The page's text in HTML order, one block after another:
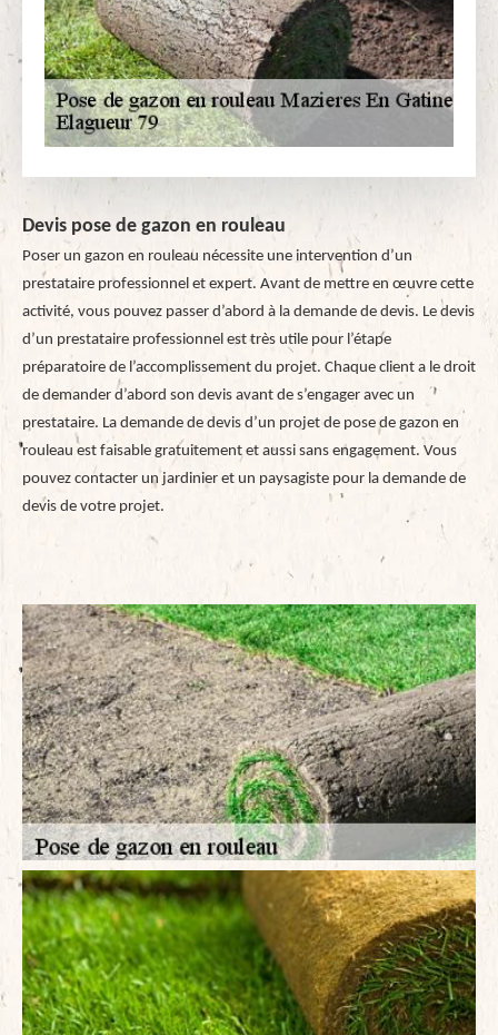
Devis pose de gazon en rouleau
Poser un gazon en rouleau nécessite une intervention d’un
prestataire professionnel et expert. Avant de mettre en œuvre cette
activité, vous pouvez passer d’abord à la demande de devis. Le devis
d’un prestataire professionnel est très utile pour l’étape
préparatoire de l’accomplissement du projet. Chaque client a le droit
de demander d’abord son devis avant de s’engager avec un
prestataire. La demande de devis d’un projet de pose de gazon en
rouleau est faisable gratuitement et aussi sans engagement. Vous
pouvez contacter un jardinier et un paysagiste pour la demande de
devis de votre projet.